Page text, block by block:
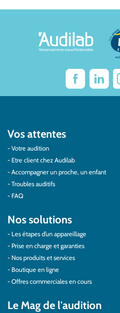
Vos attentes
Votre audition
Etre client chez Audilab
Accompagner un proche, un enfant
Troubles auditifs
FAQ
Nos solutions
Les étapes d’un appareillage
Prise en charge et garanties
Nos produits et services
Boutique en ligne
Offres commerciales en cours
Le Mag de l'audition